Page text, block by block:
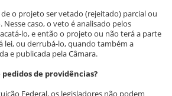
o projeto ser vetado (rejeitado) parcial ou
caso, o veto é analisado pelos
lo, e então o projeto ou não terá a parte
lei, ou derrubá-lo, quando também a
e publicada pela Câmara.
de providências?
Federal, os legisladores não podem